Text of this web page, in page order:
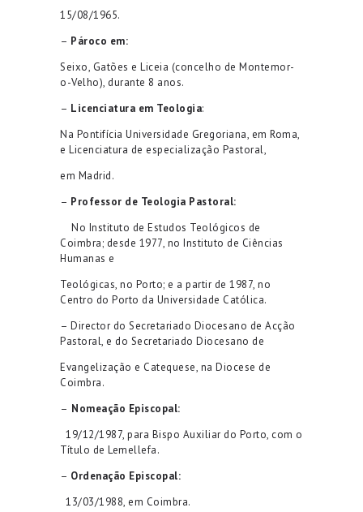
15/08/1965.
– Pároco em:
Seixo, Gatões e Liceia (concelho de Montemor-
o-Velho), durante 8 anos.
– Licenciatura em Teologia:
Na Pontifícia Universidade Gregoriana, em Roma,
e Licenciatura de especialização Pastoral,
em Madrid.
– Professor de Teologia Pastoral:
No Instituto de Estudos Teológicos de
Coimbra; desde 1977, no Instituto de Ciências
Humanas e
Teológicas, no Porto; e a partir de 1987, no
Centro do Porto da Universidade Católica.
– Director do Secretariado Diocesano de Acção
Pastoral, e do Secretariado Diocesano de
Evangelização e Catequese, na Diocese de
Coimbra.
– Nomeação Episcopal:
19/12/1987, para Bispo Auxiliar do Porto, com o
Título de Lemellefa.
– Ordenação Episcopal:
13/03/1988, em Coimbra.